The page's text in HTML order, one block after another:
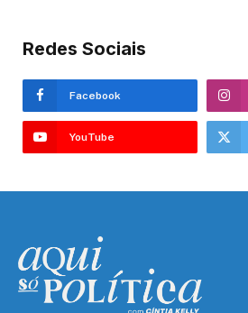
Redes Sociais
Facebook
YouTube